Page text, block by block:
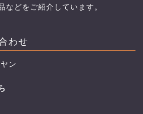
などをご紹介しています。
わせ
ン